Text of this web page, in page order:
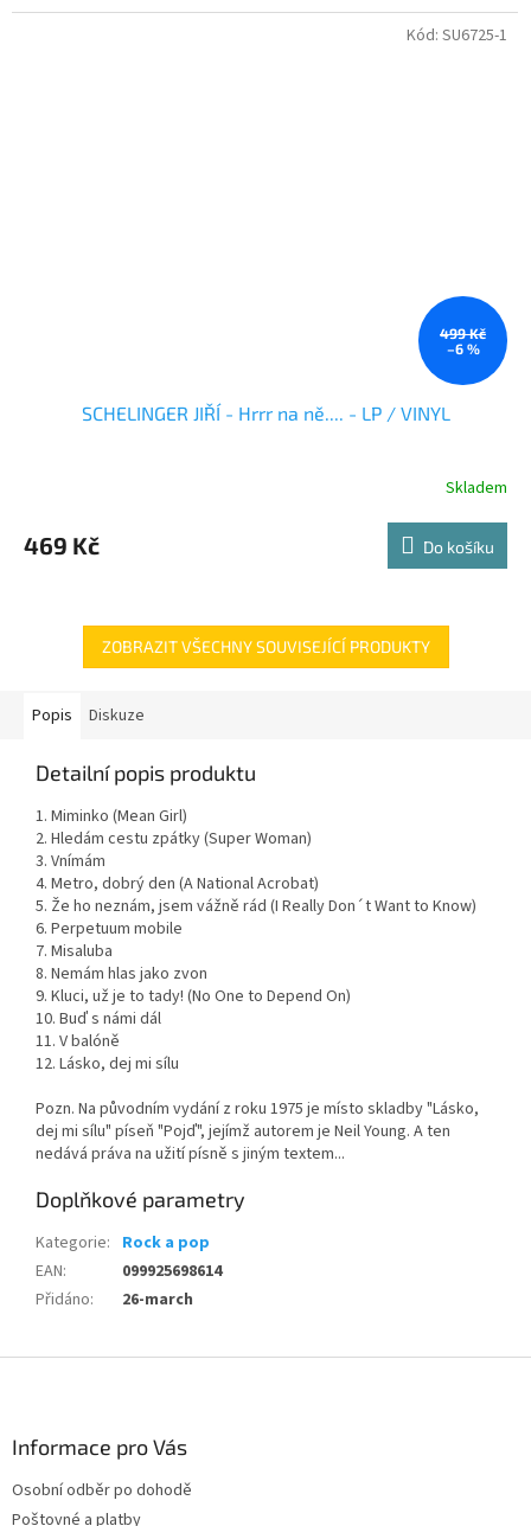
499 Kč
–6 %
SCHELINGER JIŘÍ - Hrrr na ně.... - LP / VINYL
Skladem
469 Kč Do košíku
Kód: SU6725-1
ZOBRAZIT VŠECHNY SOUVISEJÍCÍ PRODUKTY
Popis Diskuze
Detailní popis produktu
1. Miminko (Mean Girl)
2. Hledám cestu zpátky (Super Woman)
3. Vnímám
4. Metro, dobrý den (A National Acrobat)
5. Že ho neznám, jsem vážně rád (I Really Don´t Want to Know)
6. Perpetuum mobile
7. Misaluba
8. Nemám hlas jako zvon
9. Kluci, už je to tady! (No One to Depend On)
10. Buď s námi dál
11. V balóně
12. Lásko, dej mi sílu
Pozn. Na původním vydání z roku 1975 je místo skladby "Lásko,
dej mi sílu" píseň "Pojď", jejímž autorem je Neil Young. A ten
nedává práva na užití písně s jiným textem...
Doplňkové parametry
Kategorie: Rock a pop
EAN:
099925698614
Přidáno: 26-march
Informace pro Vás
Osobní odběr po dohodě
Poštovné a platby